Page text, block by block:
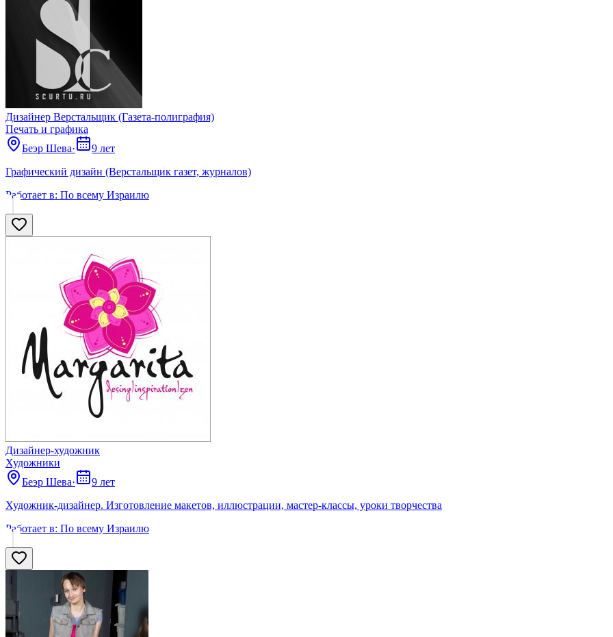
Дизайнер Верстальщик (Газета-полиграфия)
Печать и графика
Беэр Шева·
9 лет
Графический дизайн (Верстальщик газет, журналов)
Работает в: По всему Израилю
Дизайнер-художник
Художники
Беэр Шева·
9 лет
Художник-дизайнер. Изготовление макетов, иллюстрации, мастер-классы, уроки творчества
Работает в: По всему Израилю